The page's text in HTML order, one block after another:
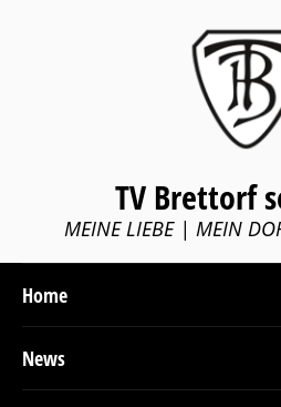
TV Brettorf
MEINE LIEBE | MEIN
Home
News